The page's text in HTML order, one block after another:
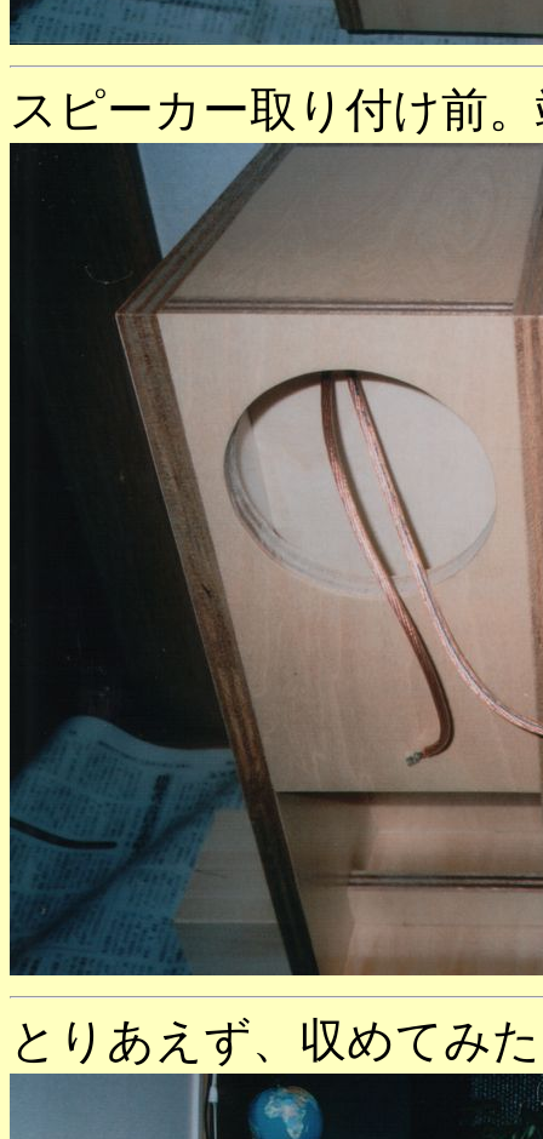
スピーカー取り付け前
とりあえず、収めてみ